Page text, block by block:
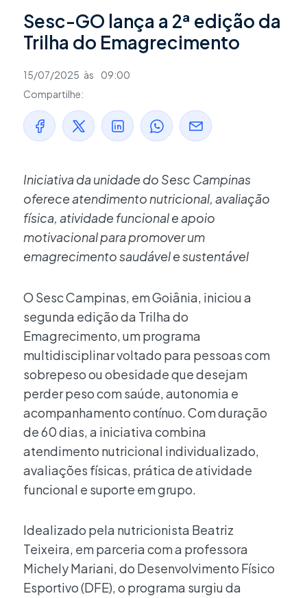
Sesc-GO lança a 2ª edição da
Trilha do Emagrecimento
15/07/2025 às
09:00
Compartilhe:
Iniciativa da unidade do Sesc Campinas
oferece atendimento nutricional, avaliação
física, atividade funcional e apoio
motivacional para promover um
emagrecimento saudável e sustentável
O Sesc Campinas, em Goiânia, iniciou a
segunda edição da Trilha do
Emagrecimento, um programa
multidisciplinar voltado para pessoas com
sobrepeso ou obesidade que desejam
perder peso com saúde, autonomia e
acompanhamento contínuo. Com duração
de 60 dias, a iniciativa combina
atendimento nutricional individualizado,
avaliações físicas, prática de atividade
funcional e suporte em grupo.
Idealizado pela nutricionista Beatriz
Teixeira, em parceria com a professora
Michely Mariani, do Desenvolvimento Físico
Esportivo (DFE), o programa surgiu da